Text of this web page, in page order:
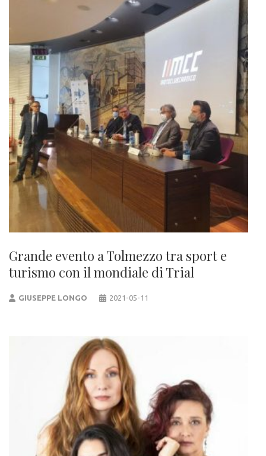
Grande evento a Tolmezzo tra sport e
turismo con il mondiale di Trial
GIUSEPPE LONGO 2021-05-11